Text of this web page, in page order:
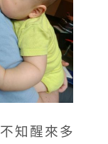
知醒來多